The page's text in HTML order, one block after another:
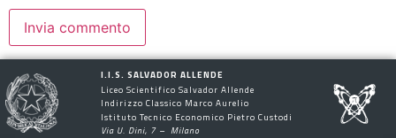
I.I.S. SALVADOR ALLENDE
Liceo Scientifico Salvador Allende
Indirizzo Classico Marco Aurelio
Istituto Tecnico Economico Pietro Custodi
Via U. Dini, 7 – Milano